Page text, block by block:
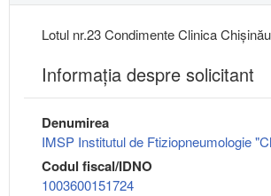
Lotul nr.23 Condimente Clinica Chișinău
Informaţia despre solicitant
Denumirea
IMSP Institutul de Ftiziopneumologie
Codul fiscal/IDNO
1003600151724